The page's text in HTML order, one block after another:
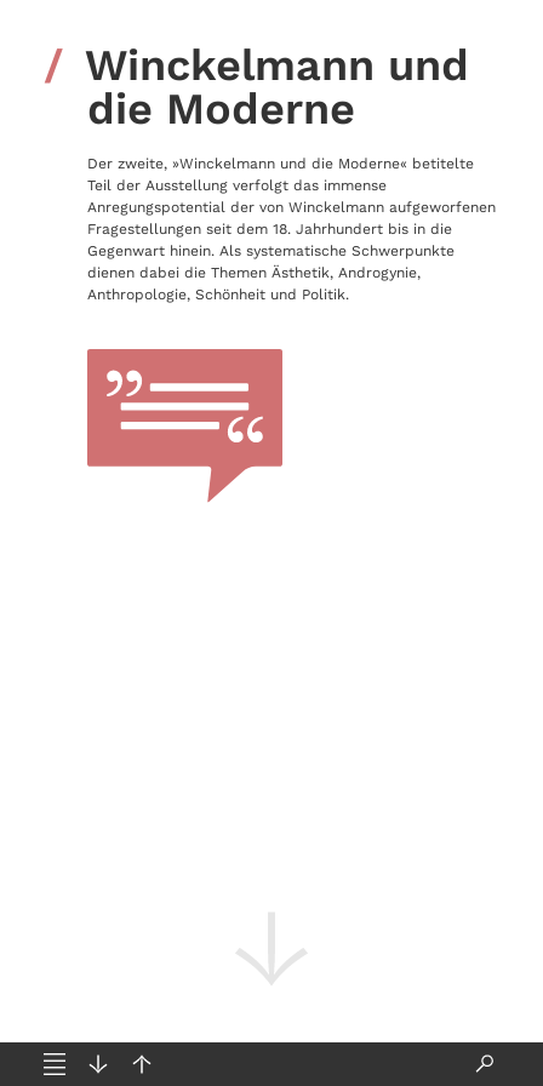
Winckelmann und
die Moderne
Der zweite, »Winckelmann und die Moderne« betitelte
Teil der Ausstellung verfolgt das immense
Anregungspotential der von Winckelmann aufgeworfenen
Fragestellungen seit dem 18. Jahrhundert bis in die
Gegenwart hinein. Als systematische Schwerpunkte
dienen dabei die Themen Ästhetik, Androgynie,
Anthropologie, Schönheit und Politik.